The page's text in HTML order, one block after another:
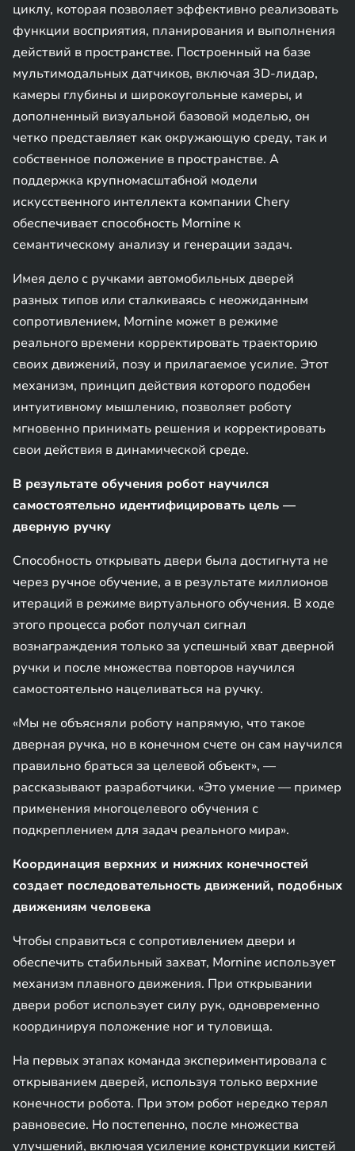
циклу, которая позволяет эффективно реализовать
функции восприятия, планирования и выполнения
действий в пространстве. Построенный на базе
мультимодальных датчиков, включая 3D-лидар,
камеры глубины и широкоугольные камеры, и
дополненный визуальной базовой моделью, он
четко представляет как окружающую среду, так и
собственное положение в пространстве. А
поддержка крупномасштабной модели
искусственного интеллекта компании Chery
обеспечивает способность Mornine к
семантическому анализу и генерации задач.
Имея дело с ручками автомобильных дверей
разных типов или сталкиваясь с неожиданным
сопротивлением, Mornine может в режиме
реального времени корректировать траекторию
своих движений, позу и прилагаемое усилие. Этот
механизм, принцип действия которого подобен
интуитивному мышлению, позволяет роботу
мгновенно принимать решения и корректировать
свои действия в динамической среде.
В результате обучения робот научился
самостоятельно идентифицировать цель —
дверную ручку
Способность открывать двери была достигнута не
через ручное обучение, а в результате миллионов
итераций в режиме виртуального обучения. В ходе
этого процесса робот получал сигнал
вознаграждения только за успешный хват дверной
ручки и после множества повторов научился
самостоятельно нацеливаться на ручку.
«Мы не объясняли роботу напрямую, что такое
дверная ручка, но в конечном счете он сам научился
правильно браться за целевой объект», —
рассказывают разработчики. «Это умение — пример
применения многоцелевого обучения с
подкреплением для задач реального мира».
Координация верхних и нижних конечностей
создает последовательность движений, подобных
движениям человека
Чтобы справиться с сопротивлением двери и
обеспечить стабильный захват, Mornine использует
механизм плавного движения. При открывании
двери робот использует силу рук, одновременно
координируя положение ног и туловища.
На первых этапах команда экспериментировала с
открыванием дверей, используя только верхние
конечности робота. При этом робот нередко терял
равновесие. Но постепенно, после множества
улучшений, включая усиление конструкции кистей